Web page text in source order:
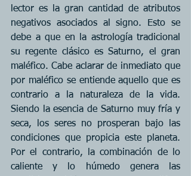
lector es la gran cantidad de atributos
negativos asociados al signo. Esto se
debe a que en la astrología tradicional
su regente clásico es Saturno, el gran
maléfico. Cabe aclarar de inmediato que
por maléfico se entiende aquello que es
contrario a la naturaleza de la vida.
Siendo la esencia de Saturno muy fría y
seca, los seres no prosperan bajo las
condiciones que propicia este planeta.
Por el contrario, la combinación de lo
caliente y lo húmedo genera las